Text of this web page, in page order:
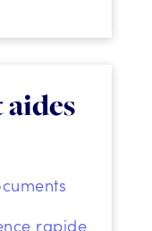
aides
rapide